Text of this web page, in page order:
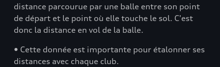
distance parcourue par une balle entre son point
de départ et le point où elle touche le sol. C'est
donc la distance en vol de la balle.
• Cette donnée est importante pour étalonner ses
distances avec chaque club.